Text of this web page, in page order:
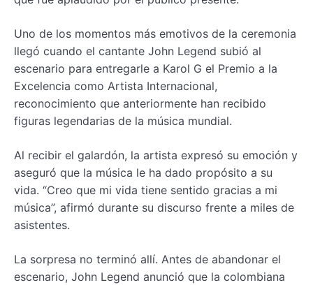
Uno de los momentos más emotivos de la ceremonia
llegó cuando el cantante John Legend subió al
escenario para entregarle a Karol G el Premio a la
Excelencia como Artista Internacional,
reconocimiento que anteriormente han recibido
figuras legendarias de la música mundial.
Al recibir el galardón, la artista expresó su emoción y
aseguró que la música le ha dado propósito a su
vida. “Creo que mi vida tiene sentido gracias a mi
música”, afirmó durante su discurso frente a miles de
asistentes.
La sorpresa no terminó allí. Antes de abandonar el
escenario, John Legend anunció que la colombiana